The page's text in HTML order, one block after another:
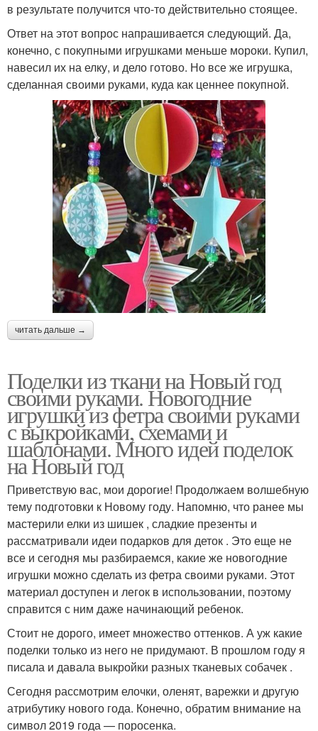
в результате получится что-то действительно стоящее.
Ответ на этот вопрос напрашивается следующий. Да,
конечно, с покупными игрушками меньше мороки. Купил,
навесил их на елку, и дело готово. Но все же игрушка,
сделанная своими руками, куда как ценнее покупной.
читать дальше →
Поделки из ткани на Новый год
своими руками. Новогодние
игрушки из фетра своими руками
с выкройками, схемами и
шаблонами. Много идей поделок
на Новый год
Приветствую вас, мои дорогие! Продолжаем волшебную
тему подготовки к Новому году. Напомню, что ранее мы
мастерили елки из шишек , сладкие презенты и
рассматривали идеи подарков для деток . Это еще не
все и сегодня мы разбираемся, какие же новогодние
игрушки можно сделать из фетра своими руками. Этот
материал доступен и легок в использовании, поэтому
справится с ним даже начинающий ребенок.
Стоит не дорого, имеет множество оттенков. А уж какие
поделки только из него не придумают. В прошлом году я
писала и давала выкройки разных тканевых собачек .
Сегодня рассмотрим елочки, оленят, варежки и другую
атрибутику нового года. Конечно, обратим внимание на
символ 2019 года — поросенка.